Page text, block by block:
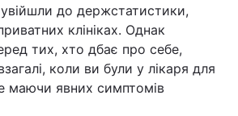
Інциденти
Туризм
Погода
увійшли до держстатистики,
клініках. Однак
тих, хто дбає про себе,
коли ви були у лікаря для
маючи явних симптомів